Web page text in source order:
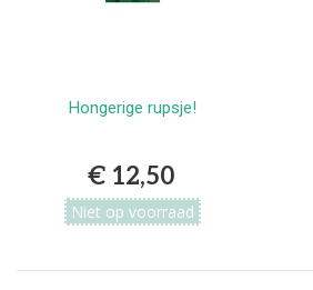
Hongerige rupsje!
€ 12,50
Niet op voorraad